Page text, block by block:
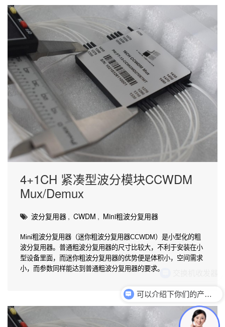
4+1CH 紧凑型波分模块CCWDM
Mux/Demux
波分复用器 , CWDM , Mini粗波分复用器
Mini粗波分复用器（迷你粗波分复用器CCWDM）是小型化的粗
波分复用器。普通粗波分复用器的尺寸比较大，不利于安装在小
型设备里面，而迷你粗波分复用器的优势便是体积小，空间需求
小，而参数同样能达到普通粗波分复用器的要求。